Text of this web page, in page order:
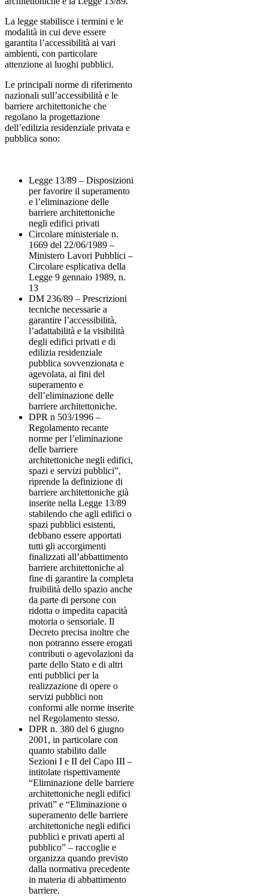
La legge stabilisce i termini e le
modalità in cui deve essere
garantita l’accessibilità ai vari
ambienti, con particolare
attenzione ai luoghi pubblici.
Le principali norme di riferimento
nazionali sull’accessibilità e le
barriere architettoniche che
regolano la progettazione
dell’edilizia residenziale privata e
pubblica sono:
Legge 13/89 – Disposizioni
per favorire il superamento
e l’eliminazione delle
barriere architettoniche
negli edifici privati
Circolare ministeriale n.
1669 del 22/06/1989 –
Ministero Lavori Pubblici –
Circolare esplicativa della
Legge 9 gennaio 1989, n.
13
DM 236/89 – Prescrizioni
tecniche necessarie a
garantire l’accessibilità,
l’adattabilità e la visibilità
degli edifici privati e di
edilizia residenziale
pubblica sovvenzionata e
agevolata, ai fini del
superamento e
dell’eliminazione delle
barriere architettoniche.
DPR n 503/1996 –
Regolamento recante
norme per l’eliminazione
delle barriere
architettoniche negli edifici,
spazi e servizi pubblici”,
riprende la definizione di
barriere architettoniche già
inserite nella Legge 13/89
stabilendo che agli edifici o
spazi pubblici esistenti,
debbano essere apportati
tutti gli accorgimenti
finalizzati all’abbattimento
barriere architettoniche al
fine di garantire la completa
fruibilità dello spazio anche
da parte di persone con
ridotta o impedita capacità
motoria o sensoriale. Il
Decreto precisa inoltre che
non potranno essere erogati
contributi o agevolazioni da
parte dello Stato e di altri
enti pubblici per la
realizzazione di opere o
servizi pubblici non
conformi alle norme inserite
nel Regolamento stesso.
DPR n. 380 del 6 giugno
2001, in particolare con
quanto stabilito dalle
Sezioni I e II del Capo III –
intitolate rispettivamente
“Eliminazione delle barriere
architettoniche negli edifici
privati” e “Eliminazione o
superamento delle barriere
architettoniche negli edifici
pubblici e privati aperti al
pubblico” – raccoglie e
organizza quando previsto
dalla normativa precedente
in materia di abbattimento
barriere.